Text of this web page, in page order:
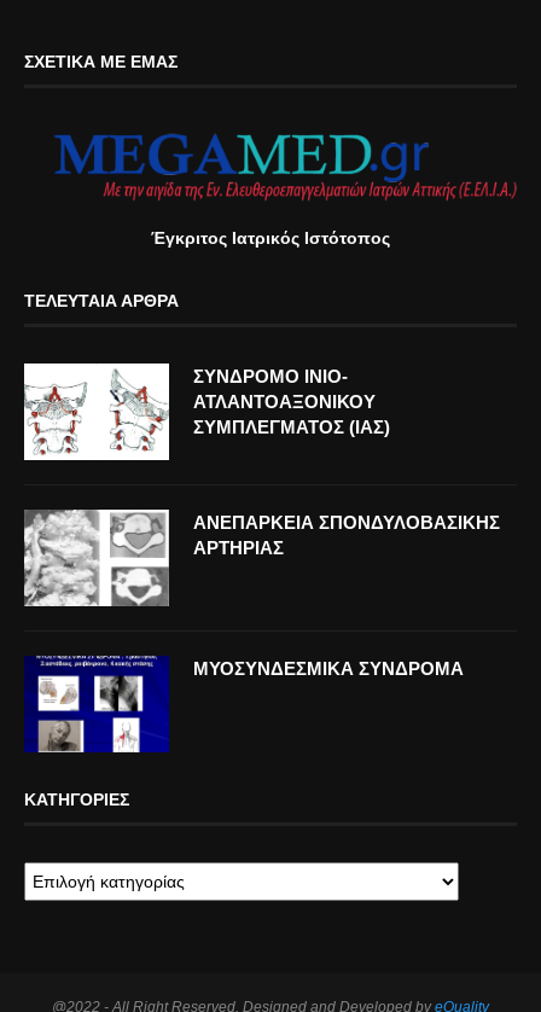
ΣΧΕΤΙΚΆ ΜΕ ΕΜΆΣ
Έγκριτος Ιατρικός Ιστότοπος
ΤΕΛΕΥΤΑΊΑ ΆΡΘΡΑ
ΣΥΝΔΡΟΜΟ ΙΝΙΟ-
ΑΤΛΑΝΤΟΑΞΟΝΙΚΟΥ
ΣΥΜΠΛΕΓΜΑΤΟΣ (ΙΑΣ)
ΑΝΕΠΑΡΚΕΙΑ ΣΠΟΝΔΥΛΟΒΑΣΙΚΗΣ
ΑΡΤΗΡΙΑΣ
ΜΥΟΣΥΝΔΕΣΜΙΚΑ ΣΥΝΔΡΟΜΑ
ΚΑΤΗΓΟΡΊΕΣ
@2022 - All Right Reserved. Designed and Developed byeQuality